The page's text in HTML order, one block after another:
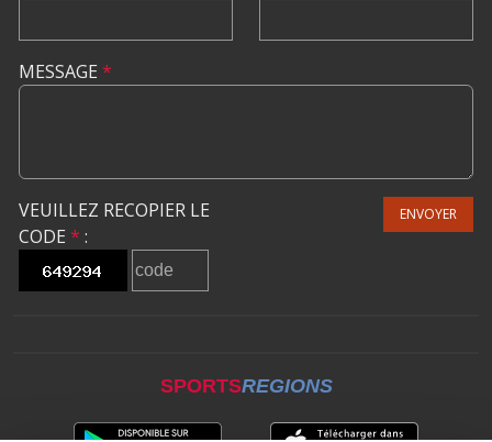
MESSAGE *
VEUILLEZ RECOPIER LE
CODE * :
ENVOYER
SPORTSREGIONS